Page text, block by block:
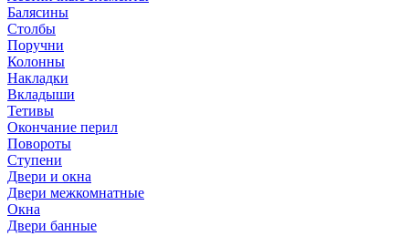
Балясины
Столбы
Поручни
Колонны
Накладки
Вкладыши
Тетивы
Окончание перил
Повороты
Ступени
Двери и окна
Двери межкомнатные
Окна
Двери банные